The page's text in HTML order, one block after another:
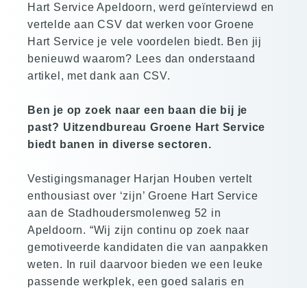
Hart Service Apeldoorn, werd geïnterviewd en
vertelde aan CSV dat werken voor Groene
Hart Service je vele voordelen biedt. Ben jij
benieuwd waarom? Lees dan onderstaand
artikel, met dank aan CSV.
Ben je op zoek naar een baan die bij je
past? Uitzendbureau Groene Hart Service
biedt banen in diverse sectoren.
Vestigingsmanager Harjan Houben vertelt
enthousiast over ‘zijn’ Groene Hart Service
aan de Stadhoudersmolenweg 52 in
Apeldoorn. “Wij zijn continu op zoek naar
gemotiveerde kandidaten die van aanpakken
weten. In ruil daarvoor bieden we een leuke
passende werkplek, een goed salaris en